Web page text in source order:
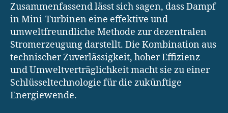
Zusammenfassend lässt sich sagen, dass Dampf
in Mini-Turbinen eine effektive und
umweltfreundliche Methode zur dezentralen
Stromerzeugung darstellt. Die Kombination aus
technischer Zuverlässigkeit, hoher Effizienz
und Umweltverträglichkeit macht sie zu einer
Schlüsseltechnologie für die zukünftige
Energiewende.